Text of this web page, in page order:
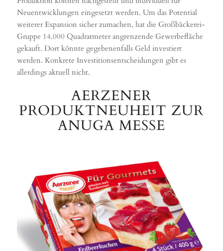
Neuentwicklungen eingesetzt werden. Um das Potential
weiterer Expansion sicher zumachen, hat die Großbäckerei-
Gruppe 14.000 Quadratmeter angrenzende Gewerbefläche
gekauft. Dort könnte gegebenenfalls Geld investiert
werden. Konkrete Investitionsentscheidungen gibt es
allerdings aktuell nicht.
AERZENER
PRODUKTNEUHEIT ZUR
ANUGA MESSE